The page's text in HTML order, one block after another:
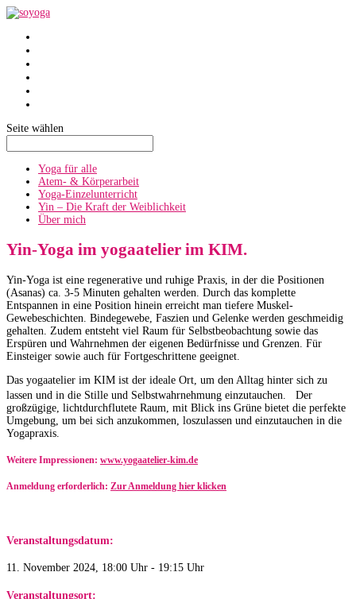
Seite wählen
Yoga für alle
Atem- & Körperarbeit
Yoga-Einzelunterricht
Yin – Die Kraft der Weiblichkeit
Über mich
Yin-Yoga im yogaatelier im KIM.
Yin-Yoga ist eine regenerative und ruhige Praxis, in der die Positionen
(Asanas) ca. 3-5 Minuten gehalten werden. Durch das komplette
Entspannen in eine Position hinein erreicht man tiefere Muskel-
Gewebeschichten. Bindegewebe, Faszien und Gelenke werden geschmeidig
gehalten. Zudem entsteht viel Raum für Selbstbeobachtung sowie das
Erspüren und Wahrnehmen der eigenen Bedürfnisse und Grenzen. Für
Einsteiger sowie auch für Fortgeschrittene geeignet.
Das yogaatelier im KIM ist der ideale Ort, um den Alltag hinter sich zu
lassen und in die Stille und Selbstwahrnehmung einzutauchen. Der
großzügige, lichtdurchflutete Raum, mit Blick ins Grüne bietet die perfekte
Umgebung, um bei sich anzukommen, loszulassen und einzutauchen in die
Yogapraxis.
Weitere Impressionen: www.yogaatelier-kim.de​
Anmeldung erforderlich: Zur Anmeldung hier klicken
Veranstaltungsdatum:
11. November 2024, 18:00 Uhr - 19:15 Uhr
Veranstaltungsort: